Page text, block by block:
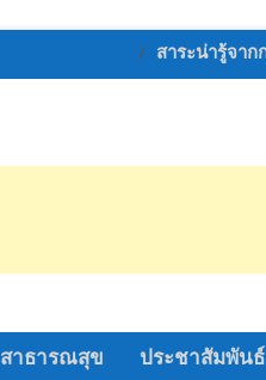
สาระน่ารู้จา
สาธารณสุข ประชาสัมพันธ์